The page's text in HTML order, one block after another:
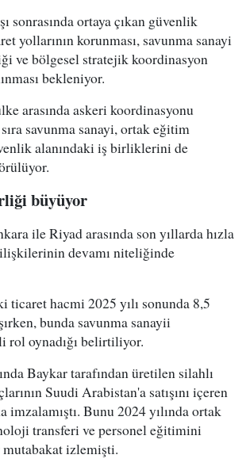
sonrasında ortaya çıkan güvenlik
yollarının korunması, savunma sanayi
ve bölgesel stratejik koordinasyon
bekleniyor.
arasında askeri koordinasyonu
sıra savunma sanayi, ortak eğitim
alanındaki iş birliklerini de
büyüyor
ile Riyad arasında son yıllarda hızla
devamı niteliğinde
ticaret hacmi 2025 yılı sonunda 8,5
bunda savunma sanayii
rol oynadığı belirtiliyor.
Baykar tarafından üretilen silahlı
Suudi Arabistan'a satışını içeren
imzalamıştı. Bunu 2024 yılında ortak
transferi ve personel eğitimini
izlemişti.